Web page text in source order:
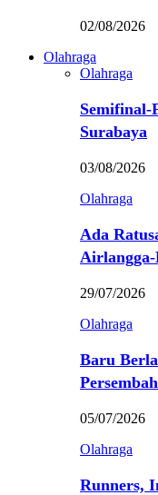
02/08/2026
Olahraga
Olahraga
Semifinal-
Surabaya
03/08/2026
Olahraga
Ada
29/07/2026
Olahraga
Baru
05/07/2026
Olahraga
Runners,